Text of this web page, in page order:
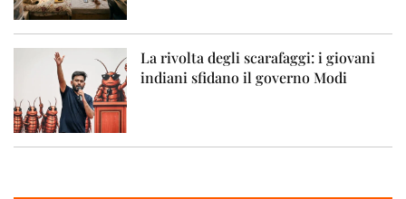
La rivolta degli scarafaggi: i giovani
indiani sfidano il governo Modi